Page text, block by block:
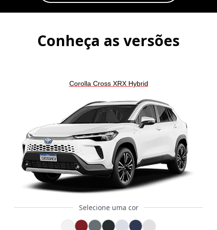
Conheça as versões
Corolla Cross XRX Hybrid
Selecione uma cor